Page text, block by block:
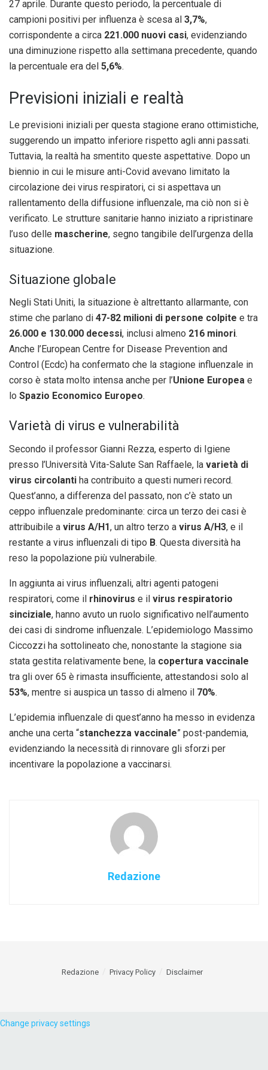
27 aprile. Durante questo periodo, la percentuale di
campioni positivi per influenza è scesa al 3,7%,
corrispondente a circa 221.000 nuovi casi, evidenziando
una diminuzione rispetto alla settimana precedente, quando
la percentuale era del 5,6%.
Previsioni iniziali e realtà
Le previsioni iniziali per questa stagione erano ottimistiche,
suggerendo un impatto inferiore rispetto agli anni passati.
Tuttavia, la realtà ha smentito queste aspettative. Dopo un
biennio in cui le misure anti-Covid avevano limitato la
circolazione dei virus respiratori, ci si aspettava un
rallentamento della diffusione influenzale, ma ciò non si è
verificato. Le strutture sanitarie hanno iniziato a ripristinare
l’uso delle mascherine, segno tangibile dell’urgenza della
situazione.
Situazione globale
Negli Stati Uniti, la situazione è altrettanto allarmante, con
stime che parlano di 47-82 milioni di persone colpite e tra
26.000 e 130.000 decessi, inclusi almeno 216 minori.
Anche l’European Centre for Disease Prevention and
Control (Ecdc) ha confermato che la stagione influenzale in
corso è stata molto intensa anche per l’Unione Europea e
lo Spazio Economico Europeo.
Varietà di virus e vulnerabilità
Secondo il professor Gianni Rezza, esperto di Igiene
presso l’Università Vita-Salute San Raffaele, la varietà di
virus circolanti ha contribuito a questi numeri record.
Quest’anno, a differenza del passato, non c’è stato un
ceppo influenzale predominante: circa un terzo dei casi è
attribuibile a virus A/H1, un altro terzo a virus A/H3, e il
restante a virus influenzali di tipo B. Questa diversità ha
reso la popolazione più vulnerabile.
In aggiunta ai virus influenzali, altri agenti patogeni
respiratori, come il rhinovirus e il virus respiratorio
sinciziale, hanno avuto un ruolo significativo nell’aumento
dei casi di sindrome influenzale. L’epidemiologo Massimo
Ciccozzi ha sottolineato che, nonostante la stagione sia
stata gestita relativamente bene, la copertura vaccinale
tra gli over 65 è rimasta insufficiente, attestandosi solo al
53%, mentre si auspica un tasso di almeno il 70%.
L’epidemia influenzale di quest’anno ha messo in evidenza
anche una certa “stanchezza vaccinale” post-pandemia,
evidenziando la necessità di rinnovare gli sforzi per
incentivare la popolazione a vaccinarsi.
Redazione
Redazione Privacy Policy Disclaimer
Change privacy settings